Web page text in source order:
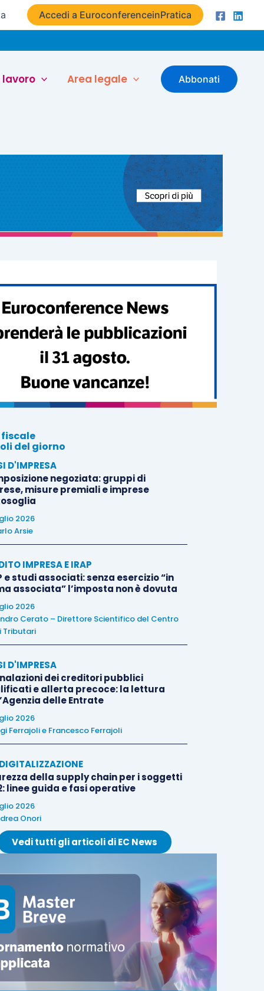
Accedi a EuroconferenceinPratica
lavoro Area legale Abbonati
del giorno
D'IMPRESA
negoziata: gruppi di
misure premiali e imprese
2026
Arsie
IMPRESA E IRAP
e studi associati: senza esercizio “in
associata” l’imposta non è dovuta
2026
Cerato – Direttore Scientifico del Centro
Tributari
D'IMPRESA
dei creditori pubblici
e allerta precoce: la lettura
delle Entrate
2026
Ferrajolie Francesco Ferrajoli
della supply chain per i soggetti
linee guida e fasi operative
2026
Onori
Vedi tutti gli articoli di EC News